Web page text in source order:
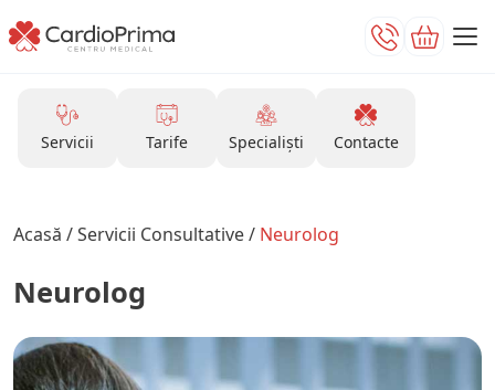
Servicii Tarife Specialiști Contacte
Acasă /Servicii Consultative/ Neurolog
Neurolog